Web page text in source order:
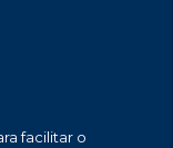
facilitar o